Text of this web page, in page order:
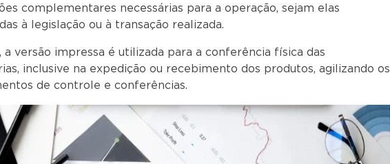
complementares necessárias para a operação, sejam elas
à legislação ou à transação realizada.
a versão impressa é utilizada para a conferência física das
inclusive na expedição ou recebimento dos produtos, agilizando os
de controle e conferências.